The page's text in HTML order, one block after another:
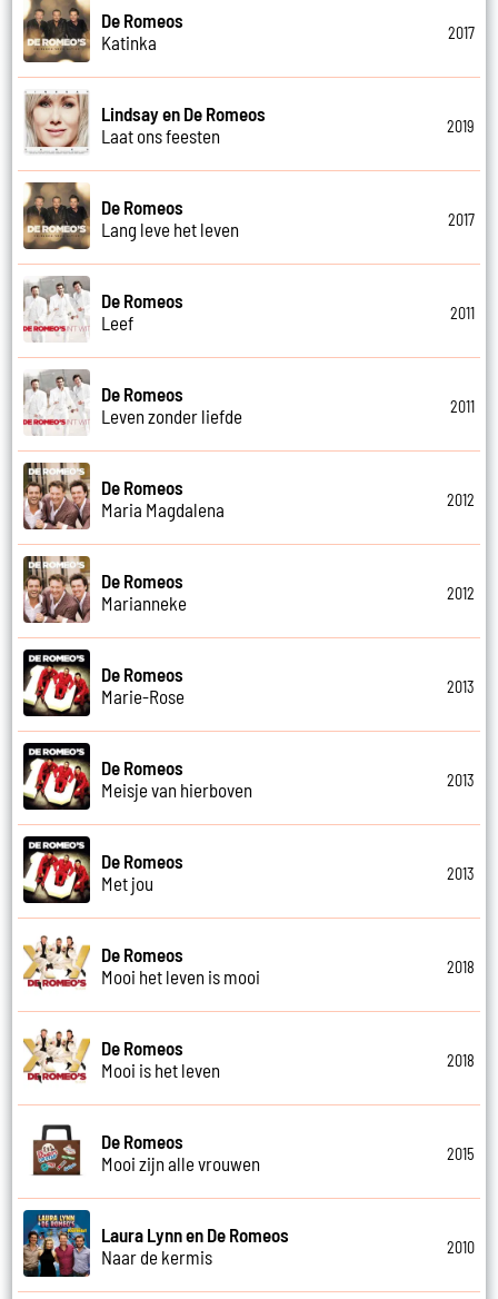
De Romeos
Katinka
2017
Lindsay en De Romeos
Laat ons feesten
2019
De Romeos
Lang leve het leven
2017
De Romeos
Leef
2011
De Romeos
Leven zonder liefde
2011
De Romeos
Maria Magdalena
2012
De Romeos
Marianneke
2012
De Romeos
Marie-Rose
2013
De Romeos
Meisje van hierboven
2013
De Romeos
Met jou
2013
De Romeos
Mooi het leven is mooi
2018
De Romeos
Mooi is het leven
2018
De Romeos
Mooi zijn alle vrouwen
2015
Laura Lynn en De Romeos
Naar de kermis
2010